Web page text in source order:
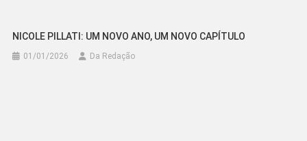
NICOLE PILLATI: UM NOVO ANO, UM NOVO CAPÍTULO
01/01/2026 Da Redação